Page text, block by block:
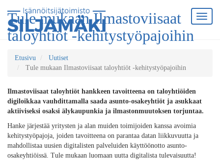
Tule mukaan Ilmastoviisaat
taloyhtiöt -kehitystyöpajoihin
Etusivu
Uutiset
Tule mukaan Ilmastoviisaat taloyhtiöt -kehitystyöpajoihin
Ilmastoviisaat taloyhtiöt hankkeen tavoitteena on taloyhtiöiden
digiloikkaa vauhdittamalla saada asunto-osakeyhtiöt ja asukkaat
aktiiviseksi osaksi älykaupunkia ja ilmastonmuutoksen torjuntaa.
Hanke järjestää yritysten ja alan muiden toimijoiden kanssa avoimia
kehitystyöpajoja, joiden tavoitteena on parantaa datan liikkuvuutta ja
mahdollistaa uusien digitalisten palveluiden käyttöönotto asunto-
osakeyhtiöissä. Tule mukaan luomaan uutta digitalista tulevaisuutta!